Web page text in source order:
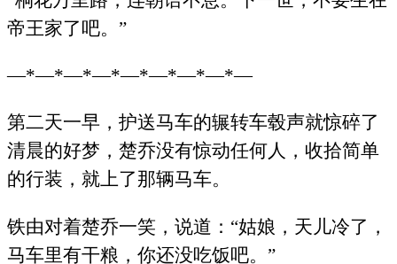
帝王家了吧。”
—*—*—*—*—*—*—*—*—
第二天一早，护送马车的辗转车毂声就惊碎了
清晨的好梦，楚乔没有惊动任何人，收拾简单
的行装，就上了那辆马车。
铁由对着楚乔一笑，说道：“姑娘，天儿冷了，
马车里有干粮，你还没吃饭吧。”